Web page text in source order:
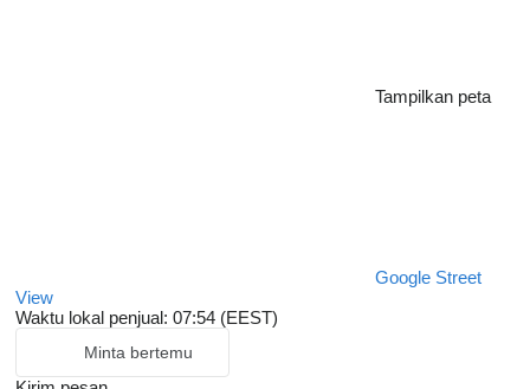
Tampilkan peta
Google Street
View
Waktu lokal penjual: 07:54 (EEST)
Minta bertemu